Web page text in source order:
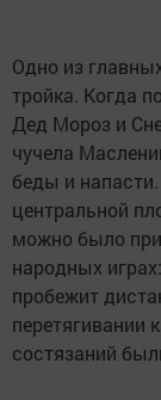
Одно из
тройка. Когда
Дед Мороз и
чучела
беды и
центральной
можно было
народных
пробежит
перетягивании
состязаний